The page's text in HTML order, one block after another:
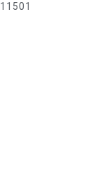
11501